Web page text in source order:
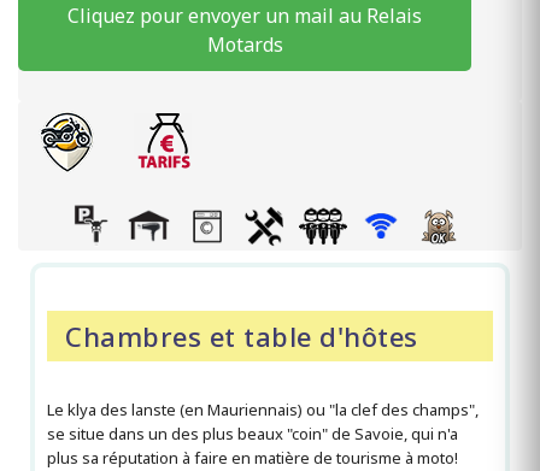
Cliquez pour envoyer un mail au Relais
Motards
Chambres et table d'hôtes
Le klya des lanste (en Mauriennais) ou "la clef des champs",
se situe dans un des plus beaux "coin" de Savoie, qui n'a
plus sa réputation à faire en matière de tourisme à moto!